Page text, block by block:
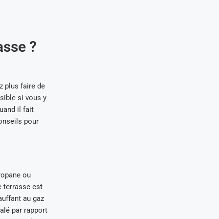
?
plus faire de
si vous y
il fait
pour
ou
terrasse est
au gaz
par rapport